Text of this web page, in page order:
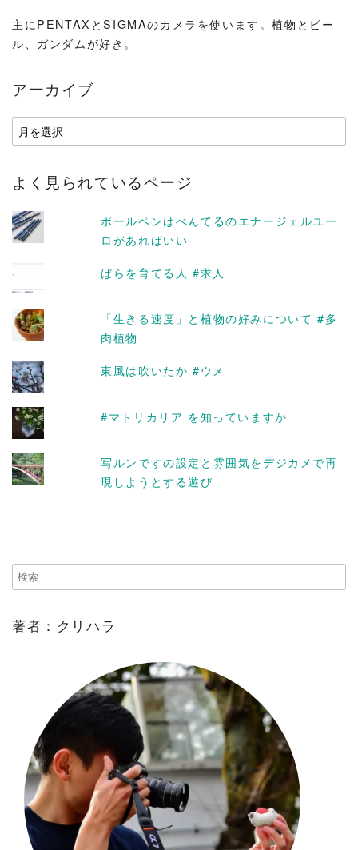
主にPENTAXとSIGMAのカメラを使います。植物とビー
ル、ガンダムが好き。
アーカイブ
ア
ー
イ
よく見られているページ
ボールペンはぺんてるのエナージェルユー
ロがあればいい
ばらを育てる人 #求人
「生きる速度」と植物の好みについて #多
肉植物
東風は吹いたか #ウメ
#マトリカリア を知っていますか
写ルンですの設定と雰囲気をデジカメで再
現しようとする遊び
著者：クリハラ